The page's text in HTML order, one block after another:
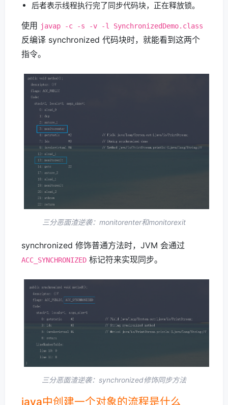
后者表示线程执行完了同步代码块，正在释放锁。
使用 javap -c -s -v -l SynchronizedDemo.class
反编译 synchronized 代码块时，就能看到这两个
指令。
三分恶面渣逆袭：monitorenter和monitorexit
synchronized 修饰普通方法时，JVM 会通过
ACC_SYNCHRONIZED 标记符来实现同步。
三分恶面渣逆袭：synchronized修饰同步方法
java中创建一个对象的流程是什么